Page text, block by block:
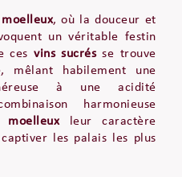
, où la douceur et
un véritable festin
cesvins sucrésse trouve
mêlant habilement une
à une acidité
harmonieuse
moelleuxleur caractère
les palais les plus